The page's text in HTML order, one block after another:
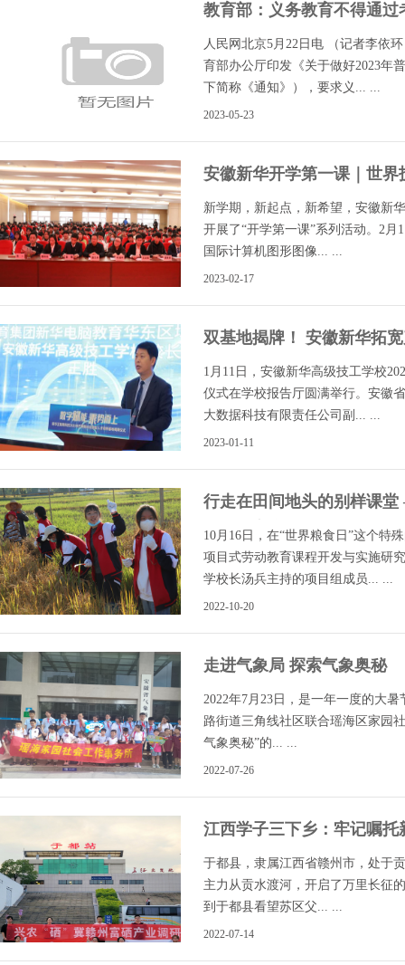
教育部：义务教育不得通
人民网北京5月22日电 （记者李依
育部办公厅印发《关于做好2023年
下简称《通知》），要求义... ...
2023-05-23
安徽新华开学第一课｜世
新学期，新起点，新希望，安徽新
开展了“开学第一课”系列活动。2月
国际计算机图形图像... ...
2023-02-17
双基地揭牌！ 安徽新华拓
1月11日，安徽新华高级技工学校
仪式在学校报告厅圆满举行。安徽
大数据科技有限责任公司副... ...
2023-01-11
行走在田间地头的别样课
劳动教育实践活动
10月16日，在“世界粮食日”这个特
项目式劳动教育课程开发与实施研
学校长汤兵主持的项目组成员... ...
2022-10-20
走进气象局 探索气象奥秘
2022年7月23日，是一年一度的大
路街道三角线社区联合瑶海区家园
气象奥秘”的... ...
2022-07-26
江西学子三下乡：牢记嘱
于都县，隶属江西省赣州市，处于
主力从贡水渡河，开启了万里长征
到于都县看望苏区父... ...
2022-07-14